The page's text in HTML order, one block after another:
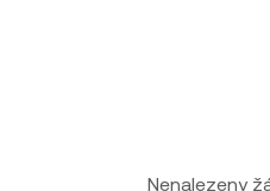
Nenalezeny